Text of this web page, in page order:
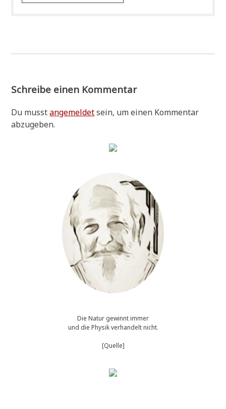
Schreibe einen Kommentar
Du musstangemeldetsein, um einen Kommentar
abzugeben.
Die Natur gewinnt immer
und die Physik verhandelt nicht.
[Quelle]